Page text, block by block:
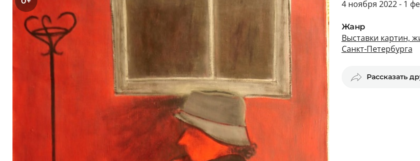
4 ноября 2022 - 1
Жанр
Выставки картин,
Санкт-Петербурга
Рассказать